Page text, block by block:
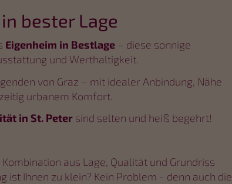
bester Lage
Eigenheim in Bestlage – diese sonnige
und Werthaltigkeit.
von Graz – mit idealer Anbindung, Nähe
urbanem Komfort.
in St. Peter sind selten und heiß begehrt!
aus Lage, Qualität und Grundriss
ist Ihnen zu klein? Kein Problem - denn auch die